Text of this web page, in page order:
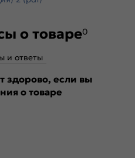
Border ЗВ 8-6/14
3 класс ( 20-25 дБ)
механизм 45х35(В) ЦАМ
о товаре0
и ответы
здорово, если вы
о товаре